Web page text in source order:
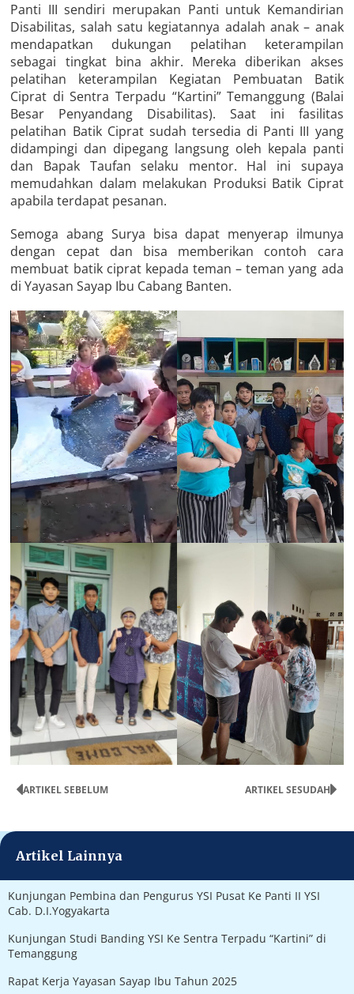
Panti III sendiri merupakan Panti untuk Kemandirian
Disabilitas, salah satu kegiatannya adalah anak – anak
mendapatkan dukungan pelatihan keterampilan
sebagai tingkat bina akhir. Mereka diberikan akses
pelatihan keterampilan Kegiatan Pembuatan Batik
Ciprat di Sentra Terpadu “Kartini” Temanggung (Balai
Besar Penyandang Disabilitas). Saat ini fasilitas
pelatihan Batik Ciprat sudah tersedia di Panti III yang
didampingi dan dipegang langsung oleh kepala panti
dan Bapak Taufan selaku mentor. Hal ini supaya
memudahkan dalam melakukan Produksi Batik Ciprat
apabila terdapat pesanan.
Semoga abang Surya bisa dapat menyerap ilmunya
dengan cepat dan bisa memberikan contoh cara
membuat batik ciprat kepada teman – teman yang ada
di Yayasan Sayap Ibu Cabang Banten.
ARTIKEL SEBELUM ARTIKEL SESUDAH
Artikel Lainnya
Kunjungan Pembina dan Pengurus YSI Pusat Ke Panti II YSI
Cab. D.I.Yogyakarta
Kunjungan Studi Banding YSI Ke Sentra Terpadu “Kartini” di
Temanggung
Rapat Kerja Yayasan Sayap Ibu Tahun 2025